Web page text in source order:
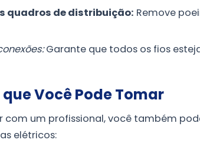
quadros de distribuição: Remove
Garante que todos os fios
Você Pode Tomar
com um profissional, você também
elétricos: